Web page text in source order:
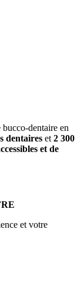
dentaire en
dentaires et 2 300
et de
et votre